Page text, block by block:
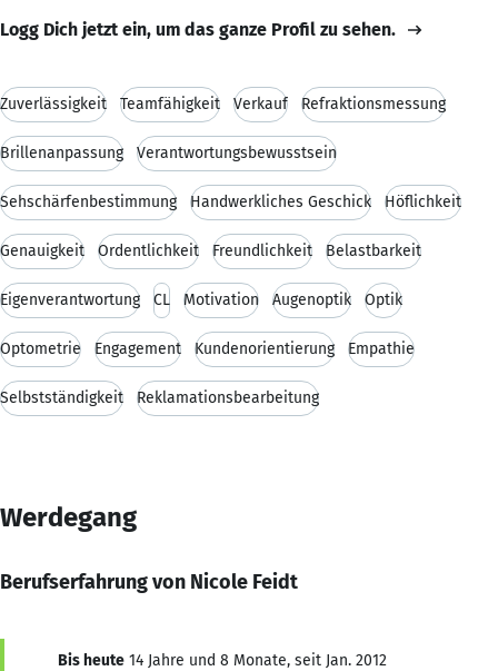
Logg Dich jetzt ein, um das ganze Profil zu sehen.
Zuverlässigkeit Teamfähigkeit Verkauf Refraktionsmessung
Brillenanpassung Verantwortungsbewusstsein
Sehschärfenbestimmung Handwerkliches Geschick Höflichkeit
Genauigkeit Ordentlichkeit Freundlichkeit Belastbarkeit
Eigenverantwortung CL Motivation Augenoptik Optik
Optometrie Engagement Kundenorientierung Empathie
Selbstständigkeit Reklamationsbearbeitung
Werdegang
Berufserfahrung von Nicole Feidt
Bis heute 14 Jahre und 8 Monate, seit Jan. 2012